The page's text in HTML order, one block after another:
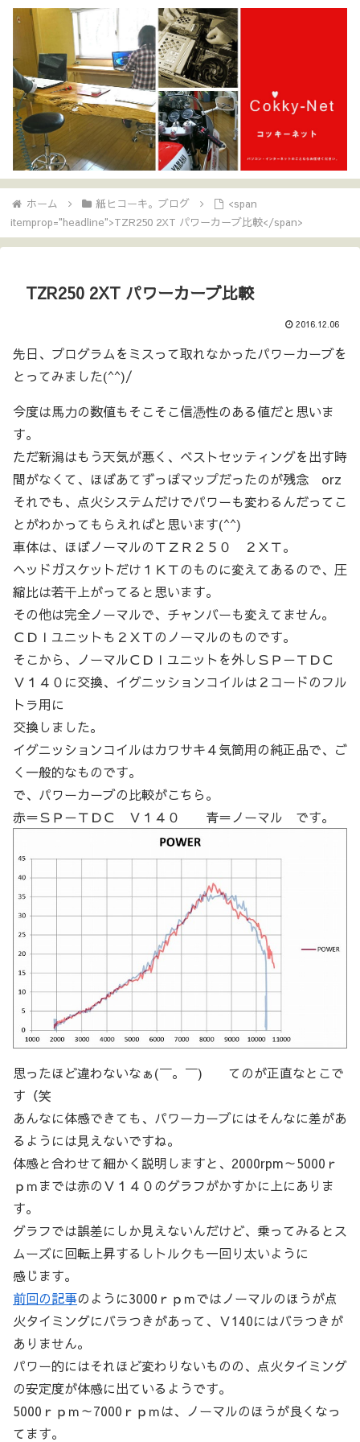
ホーム 紙ヒコーキ。ブログ
<span
itemprop="headline">TZR250 2XT パワーカーブ比較</span>
TZR250 2XT パワーカーブ比較
2016.12.06
先日、プログラムをミスって取れなかったパワーカーブを
とってみました(^^)/
今度は馬力の数値もそこそこ信憑性のある値だと思いま
す。
ただ新潟はもう天気が悪く、ベストセッティングを出す時
間がなくて、ほぼあてずっぽマップだったのが残念 orz
それでも、点火システムだけでパワーも変わるんだってこ
とがわかってもらえればと思います(^^)
車体は、ほぼノーマルのＴＺＲ２５０ ２ＸＴ。
ヘッドガスケットだけ１ＫＴのものに変えてあるので、圧
縮比は若干上がってると思います。
その他は完全ノーマルで、チャンバーも変えてません。
ＣＤＩユニットも２ＸＴのノーマルのものです。
そこから、ノーマルＣＤＩユニットを外しＳＰ－ＴＤＣ
Ｖ１４０に交換、イグニッションコイルは２コードのフル
トラ用に
交換しました。
イグニッションコイルはカワサキ４気筒用の純正品で、ご
く一般的なものです。
で、パワーカーブの比較がこちら。
赤＝ＳＰ－ＴＤＣ Ｖ１４０ 青＝ノーマル です。
思ったほど違わないなぁ(￣。￣) てのが正直なとこで
す（笑
あんなに体感できても、パワーカーブにはそんなに差があ
るようには見えないですね。
体感と合わせて細かく説明しますと、2000rpm～5000ｒ
ｐｍまでは赤のＶ１４０のグラフがかすかに上にありま
す。
グラフでは誤差にしか見えないんだけど、乗ってみるとス
ムーズに回転上昇するしトルクも一回り太いように
感じます。
前回の記事のように3000ｒｐｍではノーマルのほうが点
火タイミングにバラつきがあって、Ｖ140にはバラつきが
ありません。
パワー的にはそれほど変わりないものの、点火タイミング
の安定度が体感に出ているようです。
5000ｒｐｍ～7000ｒｐｍは、ノーマルのほうが良くなっ
てます。